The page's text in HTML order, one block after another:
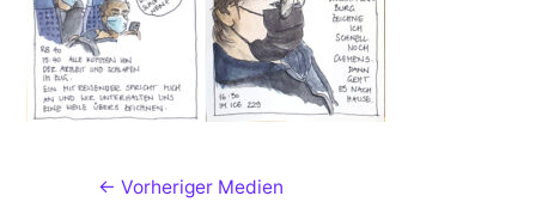
← Vorheriger Medien